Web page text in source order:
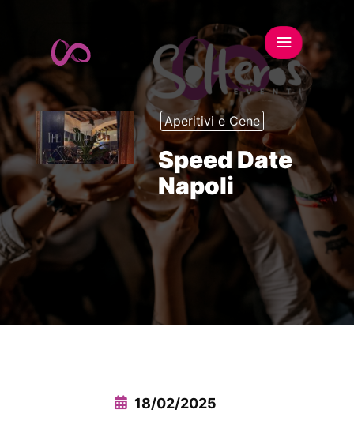
Aperitivi e Cene
Speed Date
Napoli
18/02/2025